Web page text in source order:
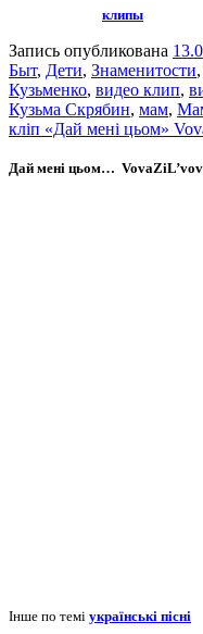
клипы
Запись опубликована
Быт, Дети, Знаменитости,
Кузьменко, видео клип,
Кузьма Скрябин, мам,
кліп «Дай мені цьом»
Дай мені цьом…
Інше по темі українські пісні